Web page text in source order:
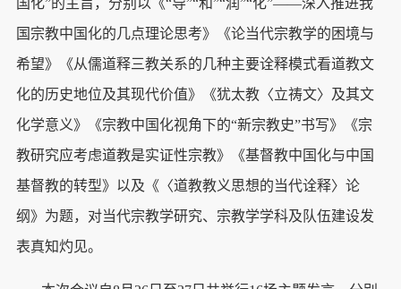
国化”的主旨，分别以《“导”“和”“润”“化”——深入推进我
国宗教中国化的几点理论思考》《论当代宗教学的困境与
希望》《从儒道释三教关系的几种主要诠释模式看道教文
化的历史地位及其现代价值》《犹太教〈立祷文〉及其文
化学意义》《宗教中国化视角下的“新宗教史”书写》《宗
教研究应考虑道教是实证性宗教》《基督教中国化与中国
基督教的转型》以及《〈道教教义思想的当代诠释〉论
纲》为题，对当代宗教学研究、宗教学学科及队伍建设发
表真知灼见。